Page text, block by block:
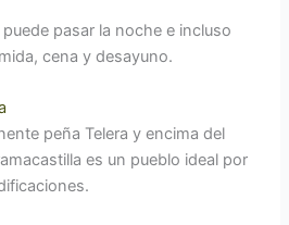
pasar la noche e incluso
cena y desayuno.
peña Telera y encima del
es un pueblo ideal por